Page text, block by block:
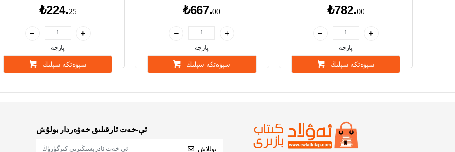
₺224.25
پارچە
سېۋەتكە سېلىڭ
₺667.00
پارچە
سېۋەتكە سېلىڭ
₺782.00
پارچە
سېۋەتكە سېلىڭ
ئې-خەت ئارقىلىق خەۋەردار بولۇش
يوللاش